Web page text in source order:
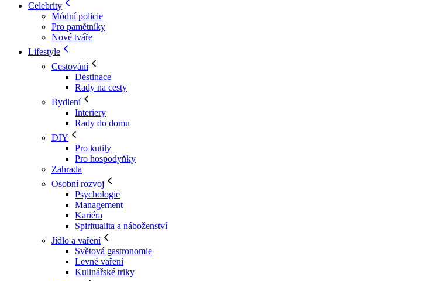
Celebrity
Módní policie
Pro pamětníky
Nové tváře
Lifestyle
Cestování
Destinace
Rady na cesty
Bydlení
Interiery
Rady do domu
DIY
Pro kutily
Pro hospodyňky
Zahrada
Osobní rozvoj
Psychologie
Management
Kariéra
Spiritualita a náboženství
Jídlo a vaření
Světová gastronomie
Levné vaření
Kulinářské triky